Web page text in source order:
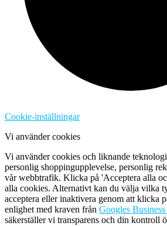
Cookie-inställningar
Vi använder cookies
Vi använder cookies och liknande
personlig shoppingupplevelse, personlig
vår webbtrafik. Klicka på 'Acceptera alla
alla cookies. Alternativt kan du välja vilka
acceptera eller inaktivera genom att klicka
enlighet med kraven från Googles
säkerställer vi transparens och din kontroll